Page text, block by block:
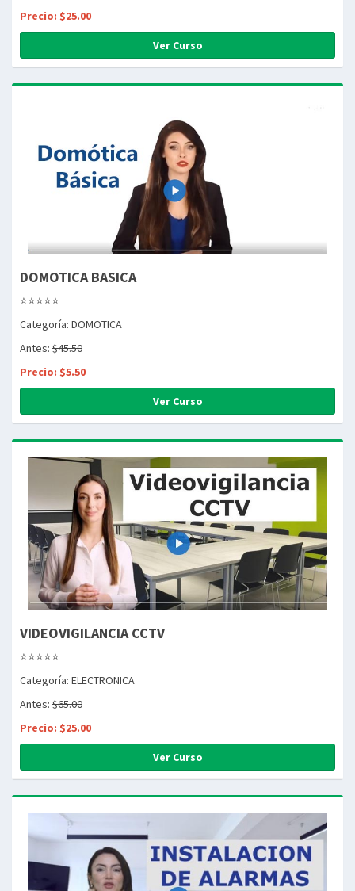
Precio: $25.00
Ver Curso
DOMOTICA BASICA
⭐⭐⭐⭐⭐
Categoría: DOMOTICA
Antes: $45.50
Precio: $5.50
Ver Curso
VIDEOVIGILANCIA CCTV
⭐⭐⭐⭐⭐
Categoría: ELECTRONICA
Antes: $65.00
Precio: $25.00
Ver Curso